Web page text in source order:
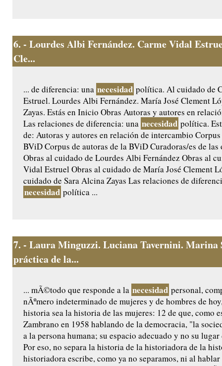
6. - Lourdes Albi Fernández. Carme Vidal
Cle...
... de diferencia: una necesidad política. Al cuidado de
Estruel. Lourdes Albi Fernández. María José Clement
Zayas. Estás en Inicio Obras Autoras y autores en
Las relaciones de diferencia: una necesidad política.
de: Autoras y autores en relación de intercambio
BViD Corpus de autoras de la BViD Curadoras/es de
Obras al cuidado de Lourdes Albi Fernández Obras al
Vidal Estruel Obras al cuidado de María José Clement
cuidado de Sara Alcina Zayas Las relaciones de
necesidad política ...
7. - Laura Minguzzi. Luciana Tavernini. Marina
práctica de la...
... mÃ©todo que responde a la necesidad personal,
nÃºmero indeterminado de mujeres y de hombres de
historia sea la historia de las mujeres: 12 de que, como
Zambrano en 1958 hablando de la democracia, "la
a la persona humana; su espacio adecuado y no su
Por eso, no separa la historia de la historiadora de la
historiadora escribe, como ya no separamos, ni al